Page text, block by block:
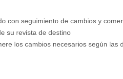
con seguimiento de cambios y
su revista de destino
los cambios necesarios según las